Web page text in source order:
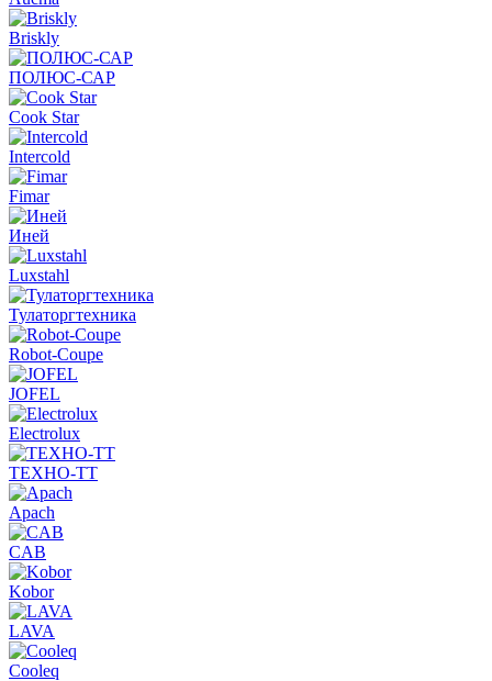
Briskly
ПОЛЮС-САР
Cook Star
Intercold
Fimar
Иней
Luxstahl
Тулаторгтехника
Robot-Coupe
JOFEL
Electrolux
ТЕХНО-ТТ
Apach
CAB
Kobor
LAVA
Cooleq